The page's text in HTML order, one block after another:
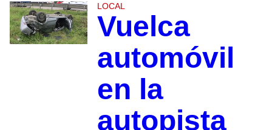
LOCAL
Vuelca
automóvil
en la
autopista